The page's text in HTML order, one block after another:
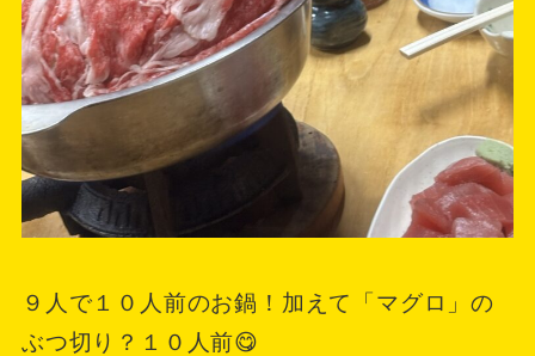
９人で１０人前のお鍋！加えて「マグロ」の
ぶつ切り？１０人前😋